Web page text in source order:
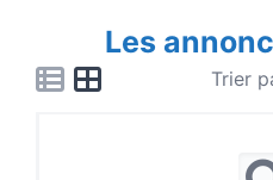
Les
Trier